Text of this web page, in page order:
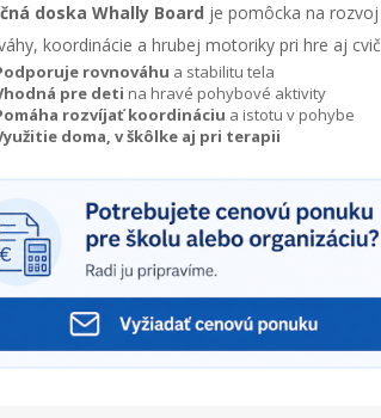
doska Whally Board je pomôcka na rozvoj
koordinácie a hrubej motoriky pri hre aj
rovnováhu a stabilitu tela
pre deti na hravé pohybové aktivity
rozvíjať koordináciu a istotu v pohybe
doma, v škôlke aj pri terapii